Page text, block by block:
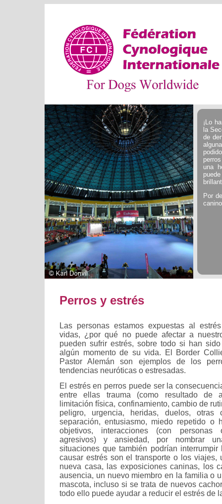
¡Lo
la
de
una
Por
Perros y estrés
Las personas estamos expuestas al
vidas, ¿por qué no puede afectar a
pueden sufrir estrés, sobre todo si han
algún momento de su vida. El Border
Pastor Alemán son ejemplos de los
tendencias neuróticas o estresadas.
El estrés en perros puede ser la
entre ellas trauma (como resultado de
limitación física, confinamiento, cambio de
peligro, urgencia, heridas, duelos, otras
separación, entusiasmo, miedo repetido o
objetivos, interacciones (con personas
agresivos) y ansiedad, por nombrar
situaciones que también podrían
causar estrés son el transporte o los viajes,
nueva casa, las exposiciones caninas, los
ausencia, un nuevo miembro en la familia o
mascota, incluso si se trata de nuevos
todo ello puede ayudar a reducir el estrés de